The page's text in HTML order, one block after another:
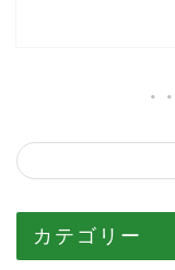
カテゴリー